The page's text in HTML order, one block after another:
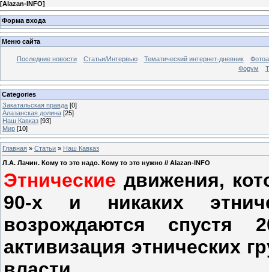
[Alazan-INFO]
Форма входа
Меню сайта
Последние новости Статьи/Интервью Тематический интернет-дневник
Форум
Categories
Закатальская правда [0]
Алазанская долина [25]
Наш Кавказ [93]
Мир [10]
Главная » Статьи » Наш Кавказ
Л.А. Лачин. Кому то это надо. Кому то это нужно // Alazan-INFO
Этнические движения,
90-х и никаких
возрождаются
активизация этнических